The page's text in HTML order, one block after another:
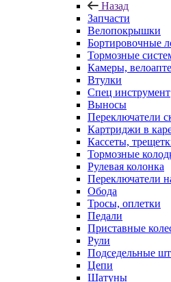
Назад
Запчасти
Велопокрышки
Бортировочные
Тормозные
Камеры,
Втулки
Спец инструмент
Выносы
Переключатели
Картриджи в
Кассеты,
Тормозные
Рулевая колонка
Переключатели
Обода
Тросы, оплетки
Педали
Приставные
Рули
Подседельные
Цепи
Шатуны